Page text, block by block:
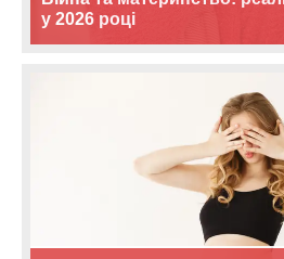
у 2026 році